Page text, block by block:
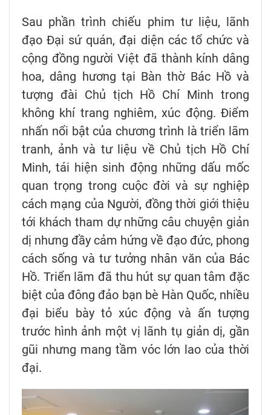
Sau phần trình chiếu phim tư liệu, lãnh
đạo Đại sứ quán, đại diện các tổ chức và
cộng đồng người Việt đã thành kính dâng
hoa, dâng hương tại Bàn thờ Bác Hồ và
tượng đài Chủ tịch Hồ Chí Minh trong
không khí trang nghiêm, xúc động. Điểm
nhấn nổi bật của chương trình là triển lãm
tranh, ảnh và tư liệu về Chủ tịch Hồ Chí
Minh, tái hiện sinh động những dấu mốc
quan trọng trong cuộc đời và sự nghiệp
cách mạng của Người, đồng thời giới thiệu
tới khách tham dự những câu chuyện giản
dị nhưng đầy cảm hứng về đạo đức, phong
cách sống và tư tưởng nhân văn của Bác
Hồ. Triển lãm đã thu hút sự quan tâm đặc
biệt của đông đảo bạn bè Hàn Quốc, nhiều
đại biểu bày tỏ xúc động và ấn tượng
trước hình ảnh một vị lãnh tụ giản dị, gần
gũi nhưng mang tầm vóc lớn lao của thời
đại.